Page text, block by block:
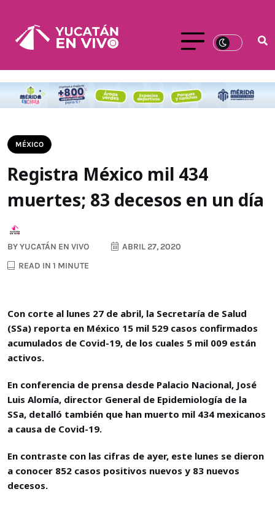
MÉXICO
Registra México mil 434
muertes; 83 decesos en un día
BYYUCATÁN EN VIVO
ABRIL 27, 2020
READ IN 1 MINUTE
Con corte al lunes 27 de abril, la Secretaría de Salud
(SSa) reporta en México 15 mil 529 casos confirmados
acumulados de Covid-19, de los cuales 5 mil 009 están
activos.
En conferencia de prensa desde Palacio Nacional, José
Luis Alomía, director General de Epidemiología de la
SSa, detalló también que han muerto mil 434 mexicanos
a causa de Covid-19.
En contraste con las cifras de ayer, este lunes se dieron
a conocer 852 casos positivos nuevos y 83 nuevos
decesos.